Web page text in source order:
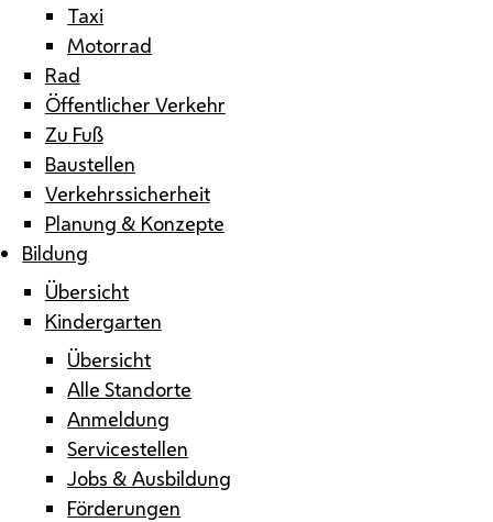
Taxi
Motorrad
Rad
Öffentlicher Verkehr
Zu Fuß
Baustellen
Verkehrssicherheit
Planung & Konzepte
Bildung
Übersicht
Kindergarten
Übersicht
Alle Standorte
Anmeldung
Servicestellen
Jobs & Ausbildung
Förderungen